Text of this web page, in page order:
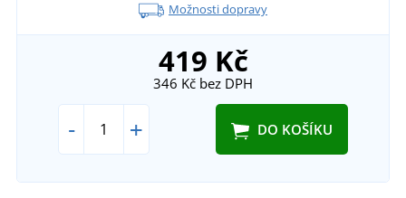
Možnosti dopravy
419 Kč
346 Kč bez DPH
- + DO KOŠÍKU